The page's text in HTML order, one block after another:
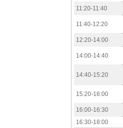
11:20-11:40
11:40-12:20
12:20-14:00
14:00-14:40
14:40-15:20
15:20-16:00
16:00-16:30
16:30-18:00